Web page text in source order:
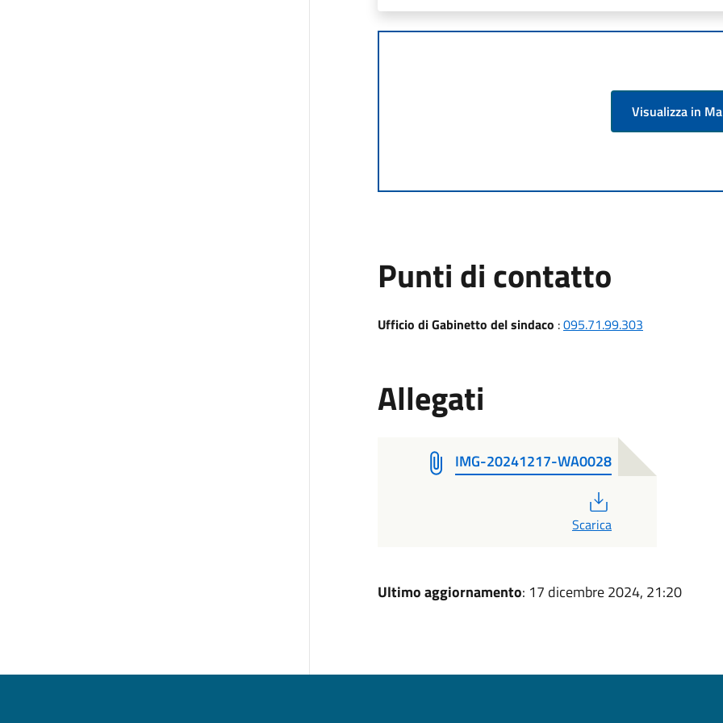
Visualizza in
Punti di contatto
Ufficio di Gabinetto del sindaco :095.71.99.303
Allegati
IMG-20241217-WA0028
Scarica
Ultimo aggiornamento: 17 dicembre 2024, 21:20